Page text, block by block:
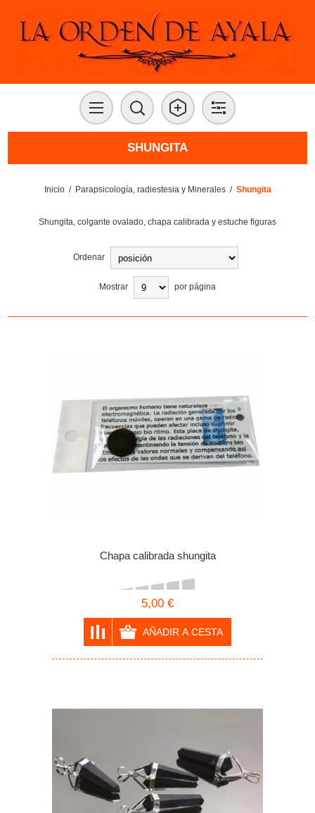
SHUNGITA
Inicio / Parapsicología, radiestesia y Minerales / Shungita
Shungita, colgante ovalado, chapa calibrada y estuche figuras
Ordenar
Mostrar por página
Chapa calibrada shungita
5,00 €